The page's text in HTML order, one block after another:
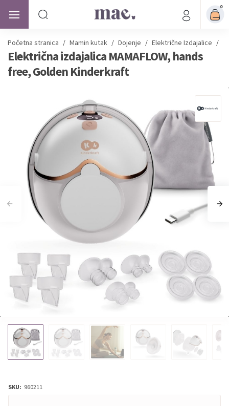
0
Početna stranica / Mamin kutak / Dojenje / Električne Izdajalice /
Električna izdajalica MAMAFLOW, hands
free, Golden Kinderkraft
SKU: 960211